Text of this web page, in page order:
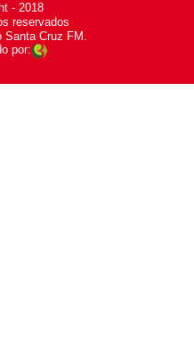
- 2018
reservados
Santa Cruz FM.
por: